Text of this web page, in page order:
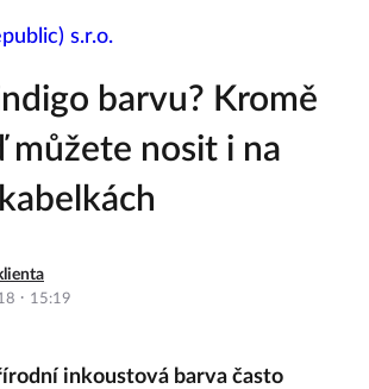
barvu? Kromě
můžete nosit i na
· 15:19
inkoustová barva často